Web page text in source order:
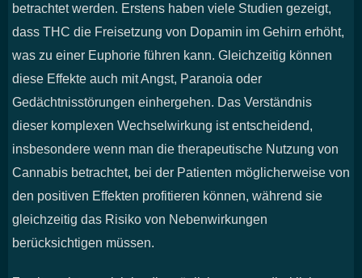
betrachtet werden. Erstens haben viele Studien gezeigt,
dass THC die Freisetzung von Dopamin im Gehirn erhöht,
was zu einer Euphorie führen kann. Gleichzeitig können
diese Effekte auch mit Angst, Paranoia oder
Gedächtnisstörungen einhergehen. Das Verständnis
dieser komplexen Wechselwirkung ist entscheidend,
insbesondere wenn man die therapeutische Nutzung von
Cannabis betrachtet, bei der Patienten möglicherweise von
den positiven Effekten profitieren können, während sie
gleichzeitig das Risiko von Nebenwirkungen
berücksichtigen müssen.